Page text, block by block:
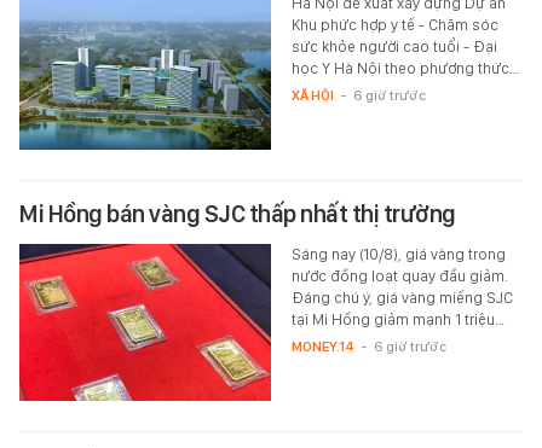
Khu phức hợp y tế - Chăm sóc
sức khỏe người cao tuổi - Đại
học Y Hà Nội theo phương thức…
XÃ HỘI - 6 giờ trước
Mi Hồng bán vàng SJC thấp nhất thị trường
Sáng nay (10/8), giá vàng trong
nước đồng loạt quay đầu giảm.
Đáng chú ý, giá vàng miếng SJC
tại Mi Hồng giảm mạnh 1 triệu…
MONEY.14 - 6 giờ trước